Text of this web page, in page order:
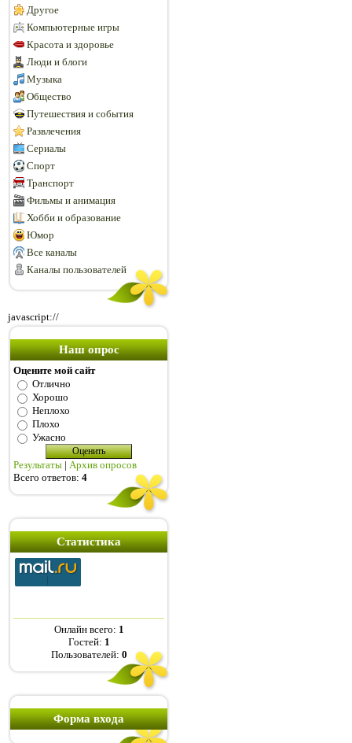
Другое
Компьютерные игры
Красота и здоровье
Люди и блоги
Музыка
Общество
Путешествия и события
Развлечения
Сериалы
Спорт
Транспорт
Фильмы и анимация
Хобби и образование
Юмор
Все каналы
Каналы пользователей
javascript://
Наш опрос
Оцените мой сайт
Отлично
Хорошо
Неплохо
Плохо
Ужасно
Результаты | Архив опросов
Всего ответов: 4
Статистика
Онлайн всего: 1
Гостей: 1
Пользователей: 0
Форма входа